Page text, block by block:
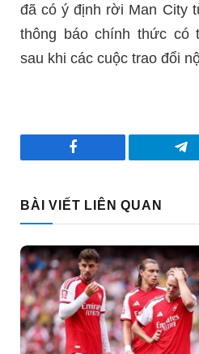
đã có ý định rời Man City
thông báo chính thức có
sau khi các cuộc trao đổi
Facebook
BÀI VIẾT LIÊN QUAN